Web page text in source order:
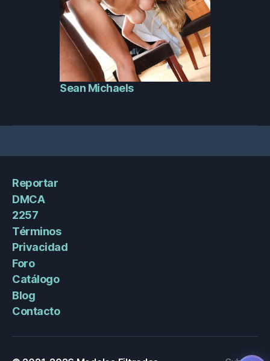
Sean Michaels
Reportar
DMCA
2257
Términos
Privacidad
Foro
Catálogo
Blog
Contacto